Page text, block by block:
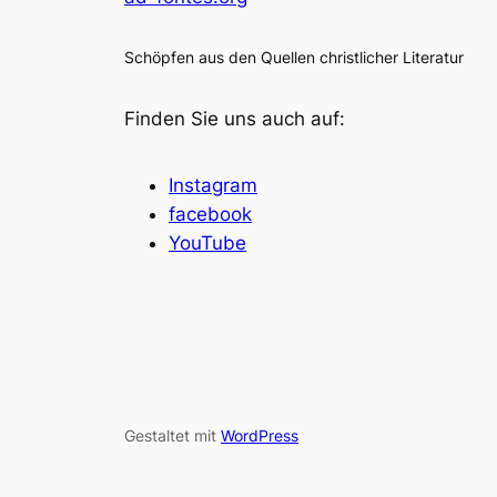
Schöpfen aus den Quellen christlicher Literatur
Finden Sie uns auch auf:
Instagram
facebook
YouTube
Gestaltet mit WordPress